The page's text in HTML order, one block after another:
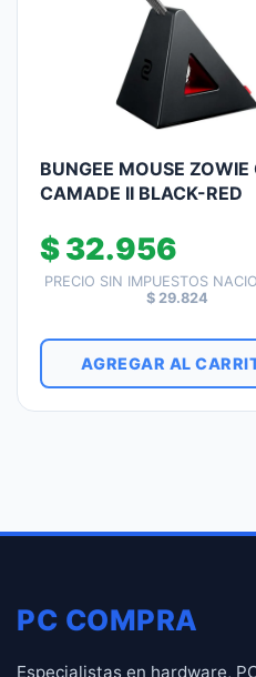
BUNGEE MOUSE ZOWIE
CAMADE II BLACK-RED
$32.956
PRECIO SIN IMPUESTOS
$29.824
AGREGAR AL
PC COMPRA
Especialistas en hardware,